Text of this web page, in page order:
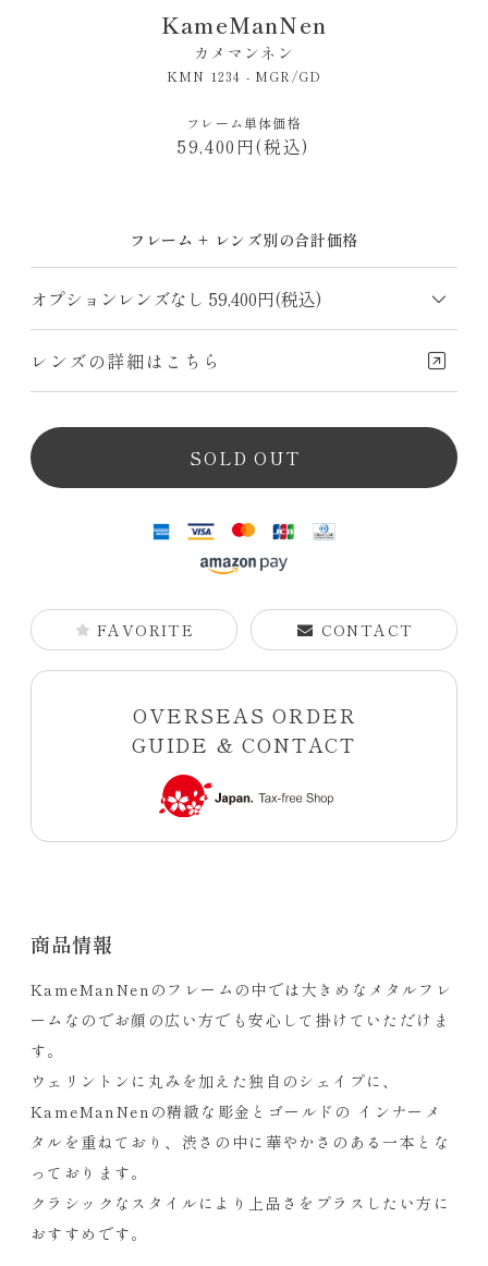
KameManNen
カメマンネン
KMN 1234 - MGR/GD
フレーム単体価格
59,400円(税込)
フレーム + レンズ別の合計価格
レンズの詳細はこちら
SOLD OUT
FAVORITE CONTACT
OVERSEAS ORDER
GUIDE & CONTACT
商品情報
KameManNenのフレームの中では大きめなメタルフレ
ームなのでお顔の広い方でも安心して掛けていただけま
す。
ウェリントンに丸みを加えた独自のシェイプに、
KameManNenの精緻な彫金とゴールドの インナーメ
タルを重ねており、渋さの中に華やかさのある一本とな
っております。
クラシックなスタイルにより上品さをプラスしたい方に
おすすめです。